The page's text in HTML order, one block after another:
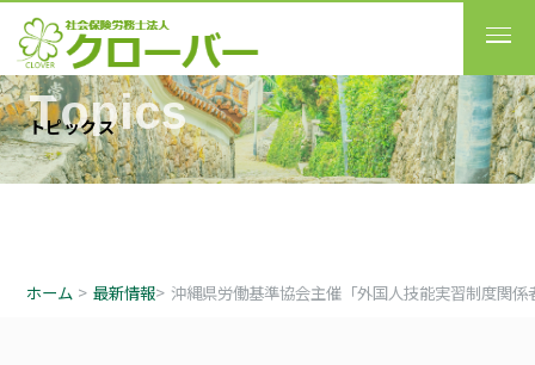
Topics
トピックス
ホーム > 最新情報> 沖縄県労働基準協会主催「外国人技能実習制度関